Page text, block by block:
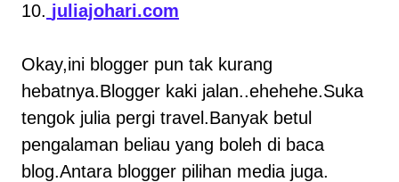
10. juliajohari.com
Okay,ini blogger pun tak kurang
hebatnya.Blogger kaki jalan..ehehehe.Suka
tengok julia pergi travel.Banyak betul
pengalaman beliau yang boleh di baca
blog.Antara blogger pilihan media juga.